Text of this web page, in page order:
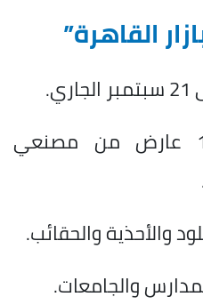
يشارك فيه 100 عارض من مصنعي
والأحذية والحقائب.
والجامعات.